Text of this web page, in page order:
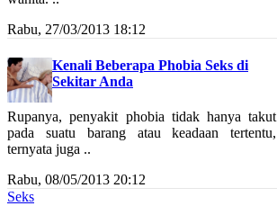
Rabu, 27/03/2013 18:12
Kenali Beberapa Phobia Seks di
Sekitar Anda
Rupanya, penyakit phobia tidak hanya takut
pada suatu barang atau keadaan tertentu,
ternyata juga ..
Rabu, 08/05/2013 20:12
Seks